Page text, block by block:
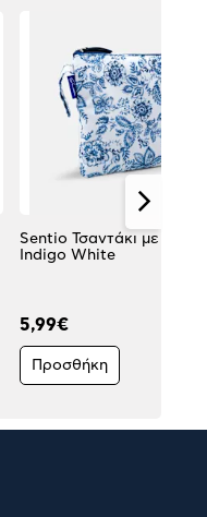
Sentio Τσαντάκι με
Indigo White
5,99€
Προσθήκη